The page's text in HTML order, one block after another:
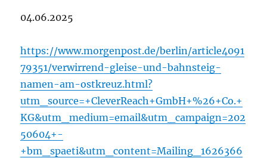
04.06.2025
https://www.morgenpost.de/berlin/article4091
79351/verwirrend-gleise-und-bahnsteig-
namen-am-ostkreuz.html?
utm_source=+CleverReach+GmbH+%26+Co.+
KG&utm_medium=email&utm_campaign=202
50604+-
+bm_spaeti&utm_content=Mailing_1626366